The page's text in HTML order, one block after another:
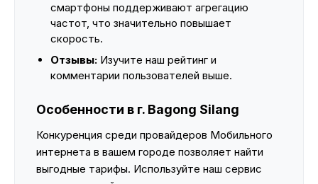
смартфоны поддерживают агрегацию
частот, что значительно повышает
скорость.
Отзывы: Изучите наш рейтинг и
комментарии пользователей выше.
Особенности в г. Bagong Silang
Конкуренция среди провайдеров Мобильного
интернета в вашем городе позволяет найти
выгодные тарифы. Используйте наш сервис